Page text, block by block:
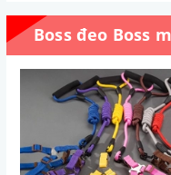
Boss đeo Boss